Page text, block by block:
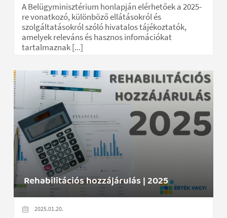
A Belügyminisztérium honlapján elérhetőek a 2025-
re vonatkozó, különböző ellátásokról és
szolgáltatásokról szóló hivatalos tájékoztatók,
amelyek releváns és hasznos infomációkat
tartalmaznak [...]
Rehabilitációs hozzájárulás | 2025
2025.01.20.